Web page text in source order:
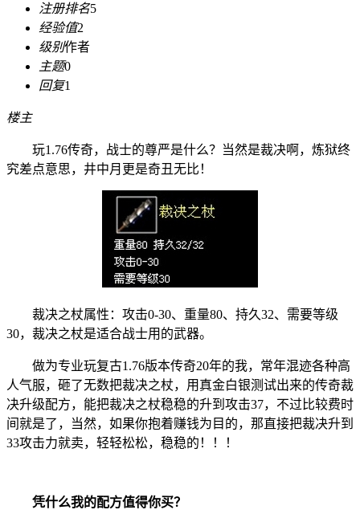
注册排名5
经验值2
级别作者
主题0
回复1
楼主
玩1.76传奇，战士的尊严是什么？当然是裁决啊，炼狱终
究差点意思，井中月更是奇丑无比！
裁决之杖属性：攻击0-30、重量80、持久32、需要等级
30，裁决之杖是适合战士用的武器。
做为专业玩复古1.76版本传奇20年的我，常年混迹各种高
人气服，砸了无数把裁决之杖，用真金白银测试出来的传奇裁
决升级配方，能把裁决之杖稳稳的升到攻击37，不过比较费时
间就是了，当然，如果你抱着赚钱为目的，那直接把裁决升到
33攻击力就卖，轻轻松松，稳稳的！！！
凭什么我的配方值得你买？